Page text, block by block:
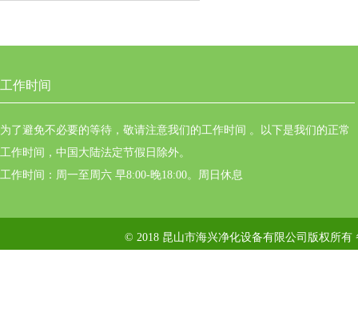
工作时间
为了避免不必要的等待，敬请注意我们的工作时间 。以下是我们的正常
工作时间，中国大陆法定节假日除外。
工作时间：周一至周六 早8:00-晚18:00。周日休息
© 2018 昆山市海兴净化设备有限公司版权所有